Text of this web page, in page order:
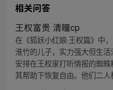
相关问答
王权富贵 清瞳cp
在《狐妖小红娘·王权篇》中
淮竹的儿子，实力强大但生
安排在王权家打听情报的蜘
其帮助下恢复自由。他们二